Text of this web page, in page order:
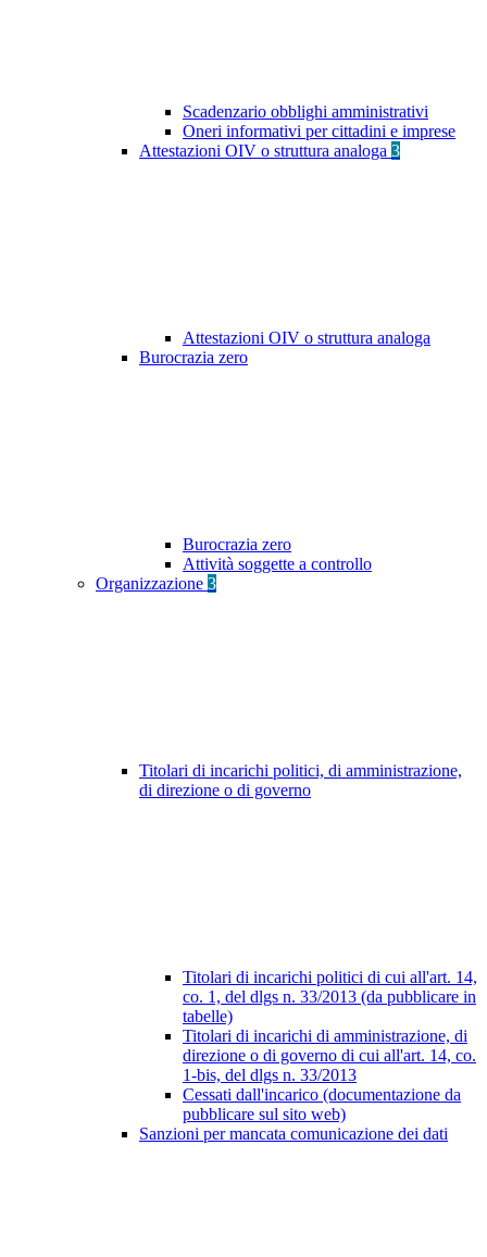
Scadenzario obblighi amministrativi
Oneri informativi per cittadini e imprese
Attestazioni OIV o struttura analoga 3
Attestazioni OIV o struttura analoga
Burocrazia zero
Burocrazia zero
Attività soggette a controllo
Organizzazione 3
Titolari di incarichi politici, di amministrazione,
di direzione o di governo
Titolari di incarichi politici di cui all'art. 14,
co. 1, del dlgs n. 33/2013 (da pubblicare in
tabelle)
Titolari di incarichi di amministrazione, di
direzione o di governo di cui all'art. 14, co.
1-bis, del dlgs n. 33/2013
Cessati dall'incarico (documentazione da
pubblicare sul sito web)
Sanzioni per mancata comunicazione dei dati